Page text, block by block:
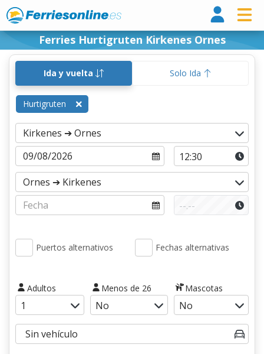
Ferries Hurtigruten Kirkenes Ornes
Ida y vuelta Solo Ida
Hurtigruten
Puertos alternativos Fechas alternativas
Adultos Menos de 26 Mascotas